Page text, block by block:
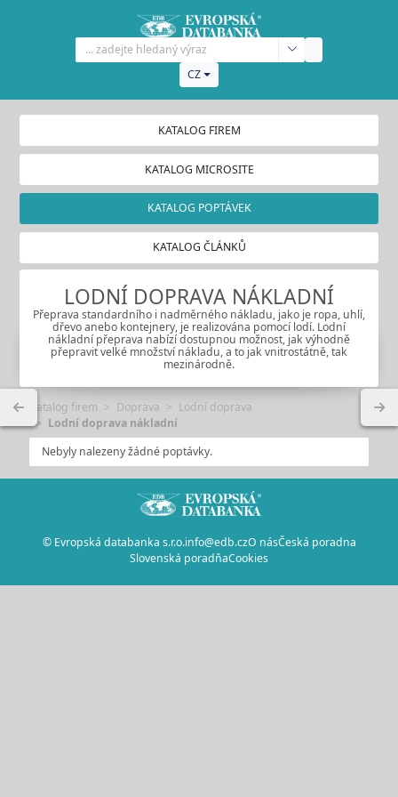
CZ
KATALOG FIREM
KATALOG MICROSITE
KATALOG POPTÁVEK
KATALOG ČLÁNKŮ
LODNÍ DOPRAVA NÁKLADNÍ
Přeprava standardního i nadměrného nákladu, jako je ropa, uhlí,
dřevo anebo kontejnery, je realizována pomocí lodí. Lodní
nákladní přeprava nabízí dostupnou možnost, jak výhodně
přepravit velké množství nákladu, a to jak vnitrostátně, tak
mezinárodně.
Katalog firem Doprava
Lodní doprava
Lodní doprava nákladní
Nebyly nalezeny žádné poptávky.
© Evropská databanka s.r.o.info@edb.czO násČeská poradna
Slovenská poradňaCookies